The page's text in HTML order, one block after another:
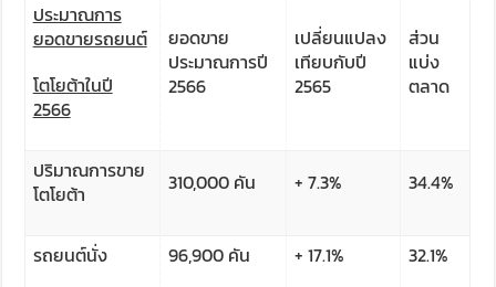
ประมาณการ
ยอดขายรถยนต์
โตโยต้าในปี
2566
ยอดขาย
ประมาณการปี
2566
เปลี่ยนแปลง
เทียบกับปี
2565
ส่วน
แบ่ง
ตลาด
ปริมาณการขาย
โตโยต้า
310,000 คัน + 7.3% 34.4%
รถยนต์นั่ง 96,900 คัน + 17.1% 32.1%